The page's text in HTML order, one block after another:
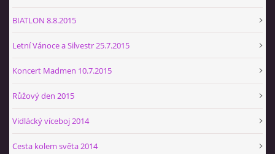
BIATLON 8.8.2015
Letní Vánoce a Silvestr 25.7.2015
Koncert Madmen 10.7.2015
Růžový den 2015
Vidlácký víceboj 2014
Cesta kolem světa 2014